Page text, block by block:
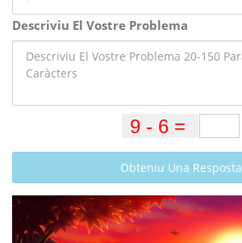
Descriviu El Vostre Problema
Obteniu Una Resposta